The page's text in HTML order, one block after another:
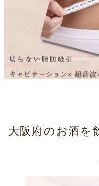
大阪府のお酒を